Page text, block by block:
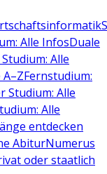
Alle InfosDuale
Alle
Fernstudium:
Studium: Alle
Alle
entdecken
AbiturNumerus
oder staatlich